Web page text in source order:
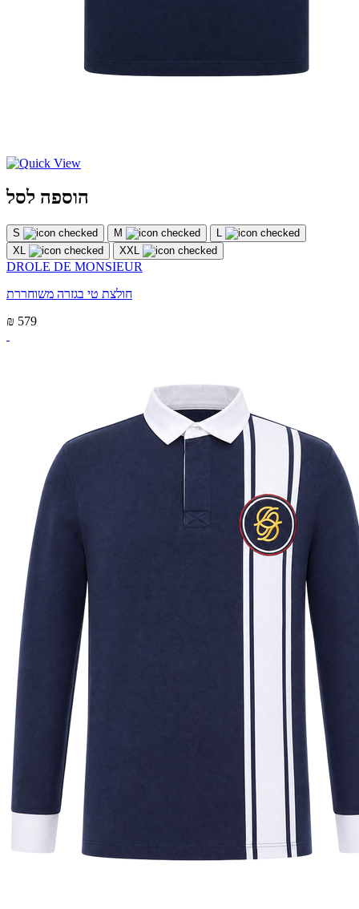
הוספה לסל
S M
L
XL
XXL
DROLE DE MONSIEUR
חולצת טי בגזרה משוחררת
₪ 579